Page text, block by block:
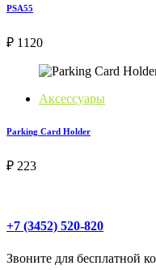
PSA55
₽ 1120
Аксессуары
Parking Card Holder
₽ 223
+7 (3452) 520-820
Звоните для бесплатной